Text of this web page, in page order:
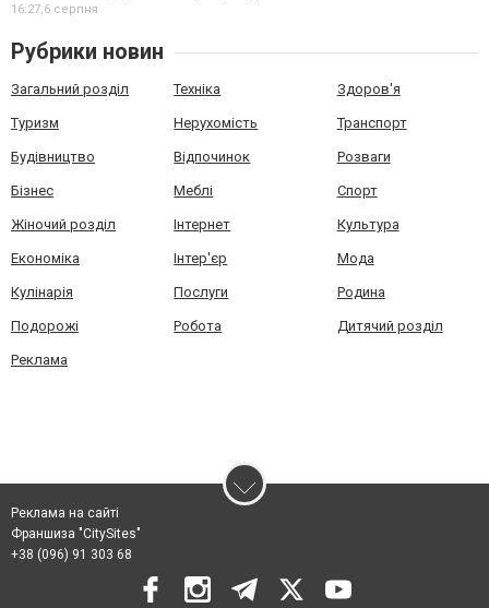
16:27,6 серпня
Рубрики новин
Загальний розділ Техніка Здоров'я
Туризм Нерухомість Транспорт
Будівництво Відпочинок Розваги
Бізнес Меблі Спорт
Жіночий розділ Інтернет Культура
Економіка Інтер'єр Мода
Кулінарія Послуги Родина
Подорожі Робота Дитячий розділ
Реклама
Реклама на сайті
Франшиза "CitySites"
+38 (096) 91 303 68